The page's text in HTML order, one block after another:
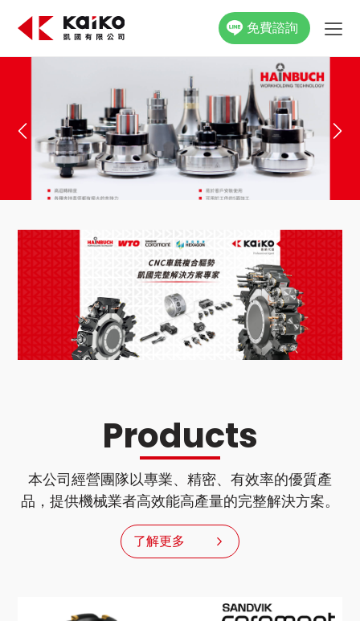
免費諮詢
產品資訊
最新消息
Products
本公司經營團隊以專業、精密、有效率的優質產
品，提供機械業者高效能高產量的完整解決方案。
了解更多